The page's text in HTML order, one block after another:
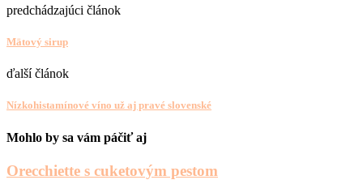
predchádzajúci článok
Mätový sirup
ďalší článok
Nízkohistamínové víno už aj pravé slovenské
Mohlo by sa vám páčiť aj
Orecchiette s cuketovým pestom